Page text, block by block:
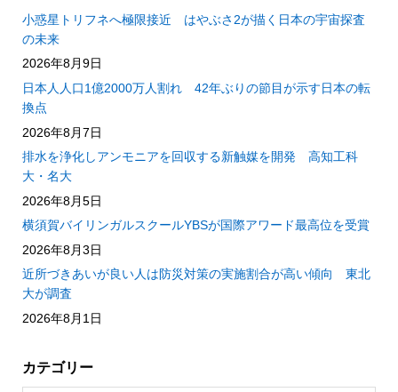
小惑星トリフネへ極限接近 はやぶさ2が描く日本の宇宙探査
の未来
2026年8月9日
日本人人口1億2000万人割れ 42年ぶりの節目が示す日本の転
換点
2026年8月7日
排水を浄化しアンモニアを回収する新触媒を開発 高知工科
大・名大
2026年8月5日
横須賀バイリンガルスクールYBSが国際アワード最高位を受賞
2026年8月3日
近所づきあいが良い人は防災対策の実施割合が高い傾向 東北
大が調査
2026年8月1日
カテゴリー